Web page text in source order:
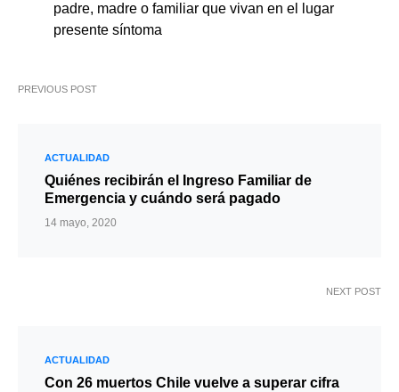
padre, madre o familiar que vivan en el lugar
presente síntoma
PREVIOUS POST
ACTUALIDAD
Quiénes recibirán el Ingreso Familiar de
Emergencia y cuándo será pagado
14 mayo, 2020
NEXT POST
ACTUALIDAD
Con 26 muertos Chile vuelve a superar cifra